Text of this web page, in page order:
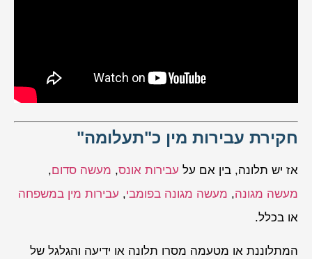
חקירת עבירות מין כ"תעלומה"
אז יש תלונה, בין אם על עבירות אונס, מעשה סדום,
מעשה מגונה, מעשה מגונה בפומבי, עבירות מין במשפחה
או בכלל.
המתלוננת או מטעמה מסרו תלונה או ידיעה והגלגל של